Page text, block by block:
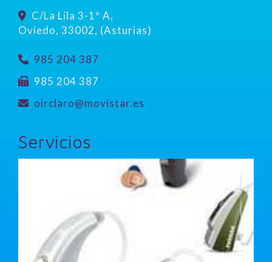
C/La Lila 3-1º A,
Oviedo, 33002, (Asturias)
985 204 387
985 204 387
oirclaro
movistar.es
Servicios